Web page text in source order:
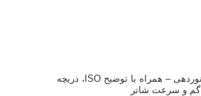
درک نوردهی – همراه با توضیح ISO، دریچه
و سرعت شاتر